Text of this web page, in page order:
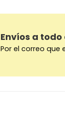
Envíos a
Por el correo que